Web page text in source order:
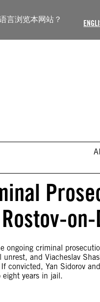
言浏览本网站？
on-
criminal
and Viacheslav
Yan Sidorov
years in jail.